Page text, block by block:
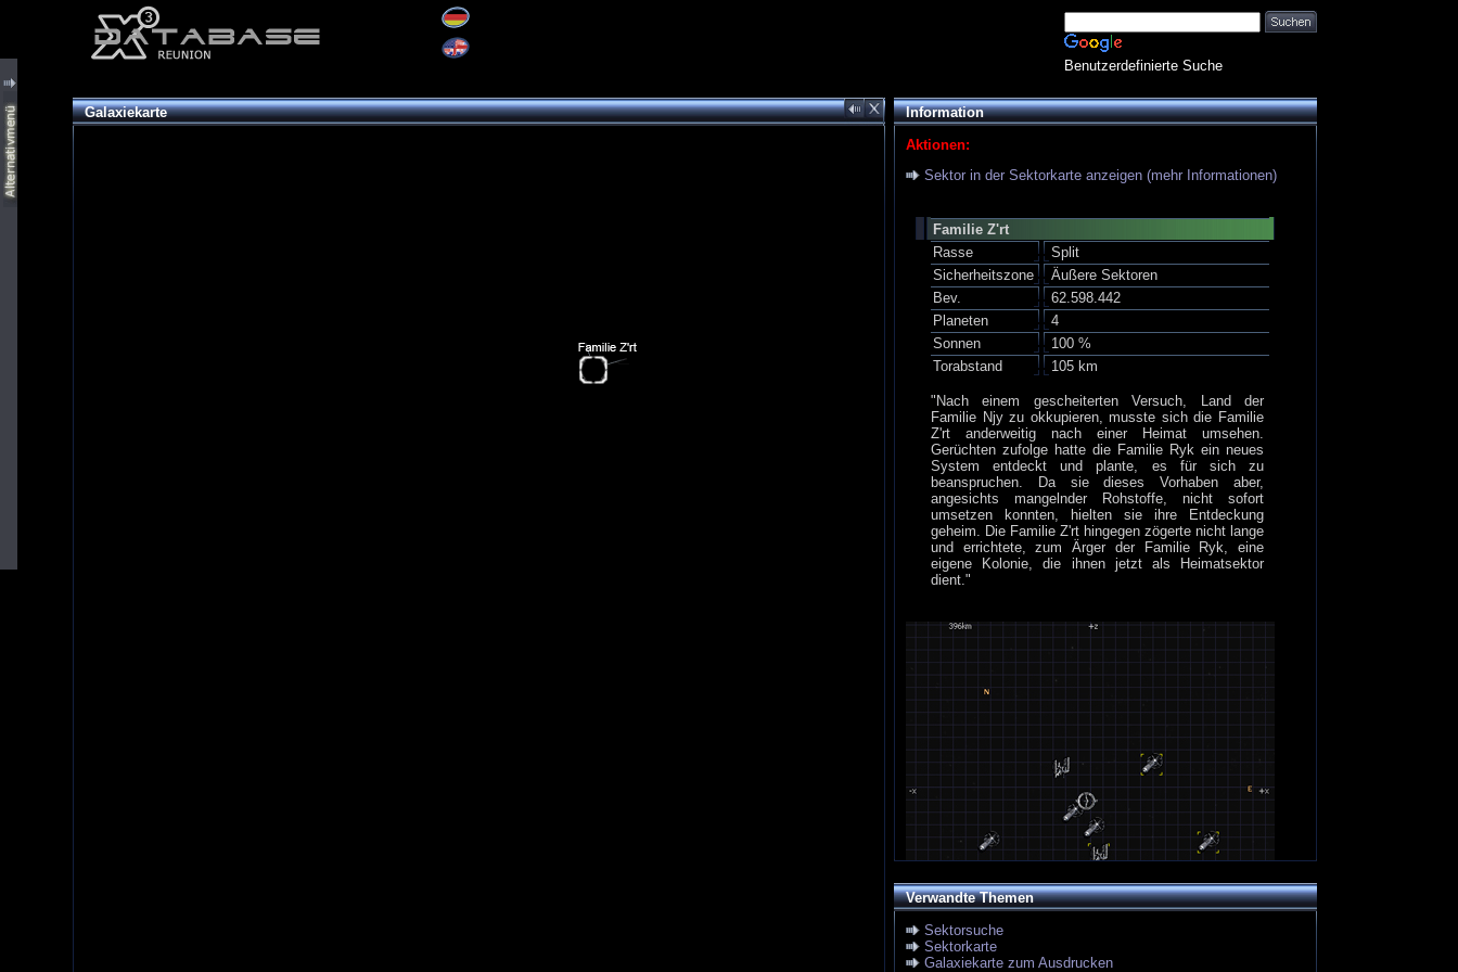
Benutzerdefinierte Suche
Galaxiekarte
Information
Aktionen:
Sektor in der Sektorkarte anzeigen (mehr Informationen)
Familie Z'rt
Rasse
Split
Sicherheitszone
Äußere Sektoren
Bev.
62.598.442
Planeten
4
Sonnen
100 %
Torabstand
105 km
"Nach einem gescheiterten Versuch, Land der
Familie Njy zu okkupieren, musste sich die Familie
Z'rt anderweitig nach einer Heimat umsehen.
Gerüchten zufolge hatte die Familie Ryk ein neues
System entdeckt und plante, es für sich zu
beanspruchen. Da sie dieses Vorhaben aber,
angesichts mangelnder Rohstoffe, nicht sofort
umsetzen konnten, hielten sie ihre Entdeckung
geheim. Die Familie Z'rt hingegen zögerte nicht lange
und errichtete, zum Ärger der Familie Ryk, eine
eigene Kolonie, die ihnen jetzt als Heimatsektor
dient."
Verwandte Themen
Sektorsuche
Sektorkarte
Galaxiekarte zum Ausdrucken